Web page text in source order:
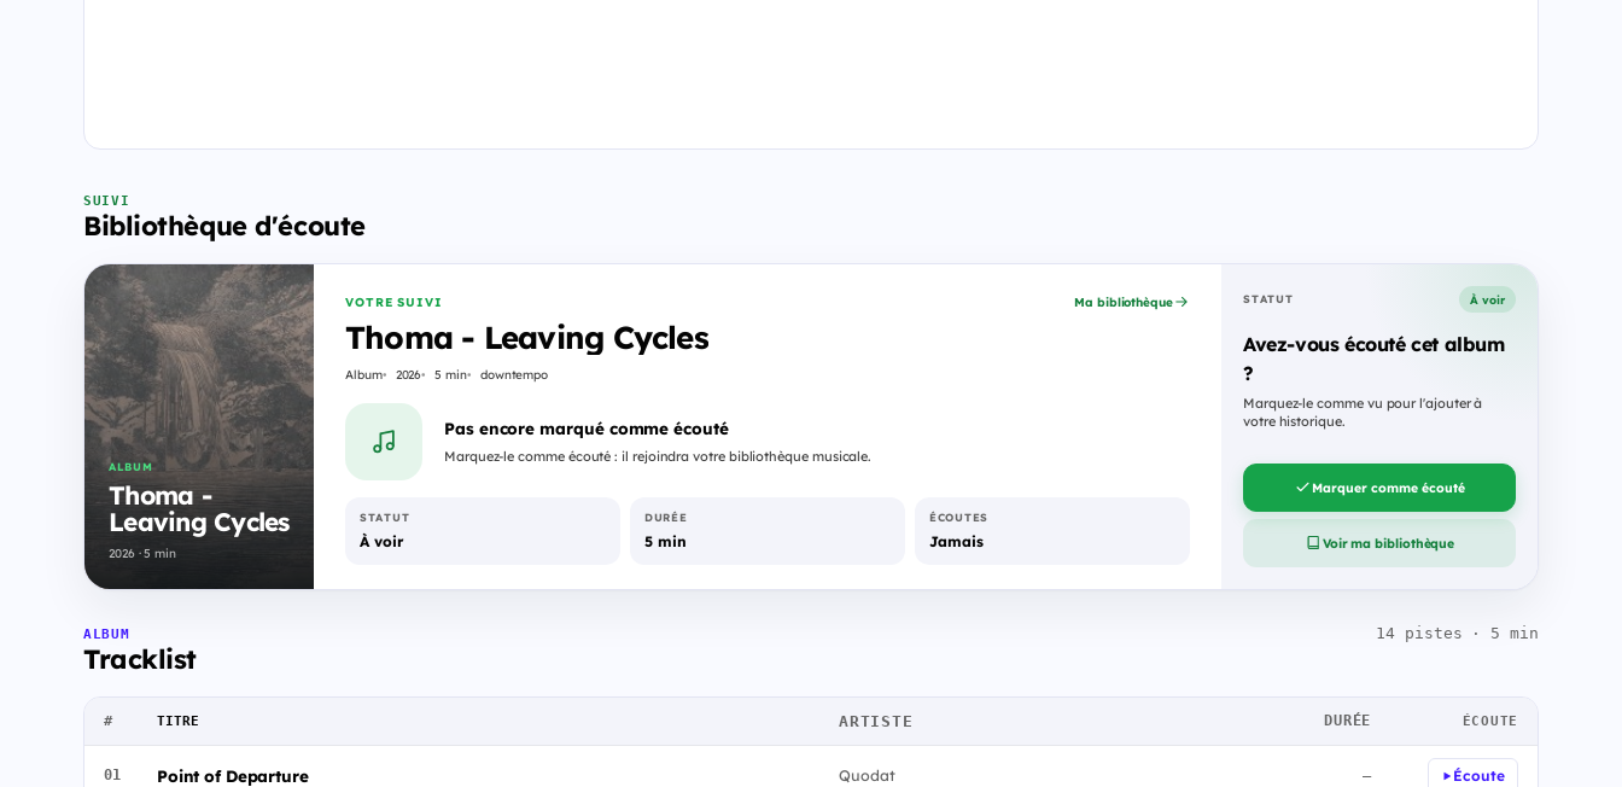
SUIVI
Bibliothèque d'écoute
ALBUM
Thoma -
Leaving Cycles
2026 · 5 min
VOTRE SUIVI
Thoma - Leaving Cycles
Album 2026 5 min downtempo
Ma bibliothèque
Pas encore marqué comme écouté
Marquez-le comme écouté : il rejoindra votre bibliothèque musicale.
STATUT
À voir
DURÉE
5 min
ÉCOUTES
Jamais
STATUT À voir
Avez-vous écouté cet album
?
Marquez-le comme vu pour l'ajouter à
votre historique.
Marquer comme écouté
Voir ma bibliothèque
ALBUM
Tracklist
14 pistes · 5 min
# TITRE ARTISTE DURÉE ÉCOUTE
01 Point of Departure Quodat — Écoute